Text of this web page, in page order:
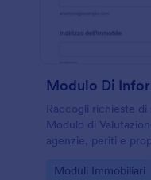
Modulo Di
Raccogli richieste
Modulo di
agenzie, periti e
ordinato.
Go to Category:
Moduli Immobiliari